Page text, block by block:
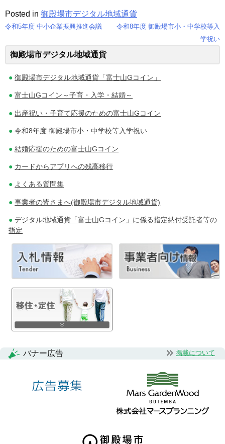
Posted in 御殿場市デジタル地域通貨
稿
ナ
ビ
ゲ
ー
シ
ョ
令和5年度 中小企業振興推進会議
令和8年度 御殿場市小・中学校等入
学祝い
御殿場市デジタル地域通貨
御殿場市デジタル地域通貨「富士山Gコイン」
富士山Gコイン～子育・入学・結婚～
出産祝い・子育て応援のための富士山Gコイン
令和8年度 御殿場市小・中学校等入学祝い
結婚応援のための富士山Gコイン
カードからアプリへの残高移行
よくある質問集
事業者の皆さまへ(御殿場市デジタル地域通貨)
デジタル地域通貨「富士山Gコイン」に係る指定納付受託者等の
指定
バナー広告 掲載について